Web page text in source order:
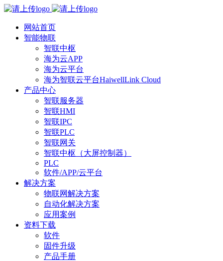
网站首页
智能物联
智联中枢
海为云APP
海为云平台
海为智联云平台HaiwellLink Cloud
产品中心
智联服务器
智联HMI
智联IPC
智联PLC
智联网关
智联中枢（大屏控制器）
PLC
软件/APP/云平台
解决方案
物联网解决方案
自动化解决方案
应用案例
资料下载
软件
固件升级
产品手册